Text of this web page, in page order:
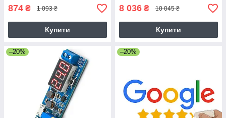
874 ₴ 1 093 ₴
Купити
8 036 ₴ 10 045 ₴
Купити
–20% –20%